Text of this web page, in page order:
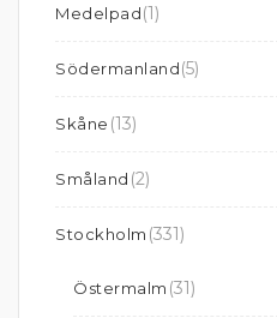
Medelpad(1)
Södermanland(5)
Skåne (13)
Småland (2)
Stockholm (331)
Östermalm (31)